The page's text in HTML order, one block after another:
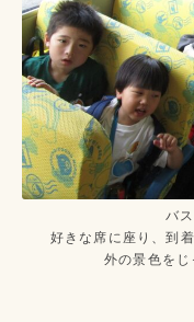
バ
好きな席に座り、到
外の景色を